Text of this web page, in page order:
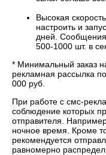
Высокая
настроить и
дней.
500-1000 шт. в
* Минимальный заказ
рекламная рассылка
000 руб.
При работе с смс-
соблюдение которых
отправителя.
ночное время. Кроме
рекомендуется
равномерно